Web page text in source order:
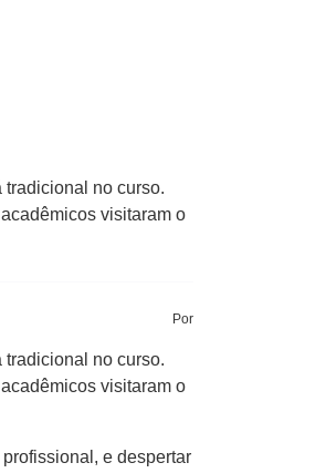
tradicional no curso.
visitaram o
Por
tradicional no curso.
visitaram o
e despertar